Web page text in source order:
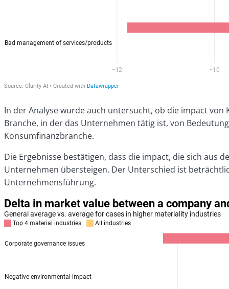
In der Analyse wurde auch untersucht, ob die impact
Branche, in der das Unternehmen tätig ist, von
Konsumfinanzbranche.
Die Ergebnisse bestätigen, dass die impact, die sich aus
Unternehmen übersteigen. Der Unterschied ist
Unternehmensführung.